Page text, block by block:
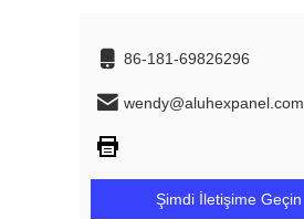
86-181-69826296
wendy@aluhexpanel.com
Şimdi İletişime Geçin